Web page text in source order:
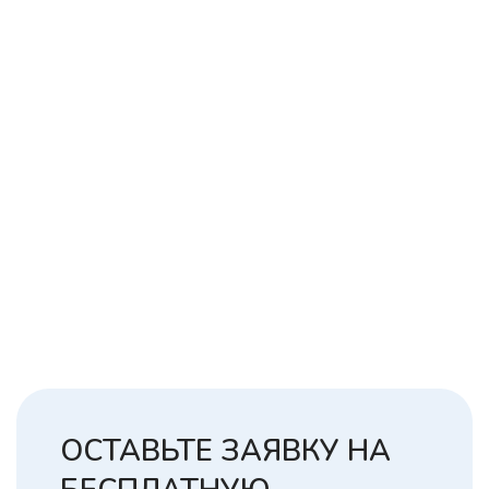
ОСТАВЬТЕ ЗАЯВКУ НА